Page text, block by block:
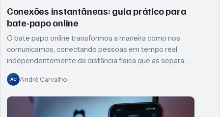
Conexões instantâneas: guia prático para
bate-papo online
O bate papo online transformou a maneira como nos
comunicamos, conectando pessoas em tempo real
independentemente da distância física que as separa.…
AC André Carvalho